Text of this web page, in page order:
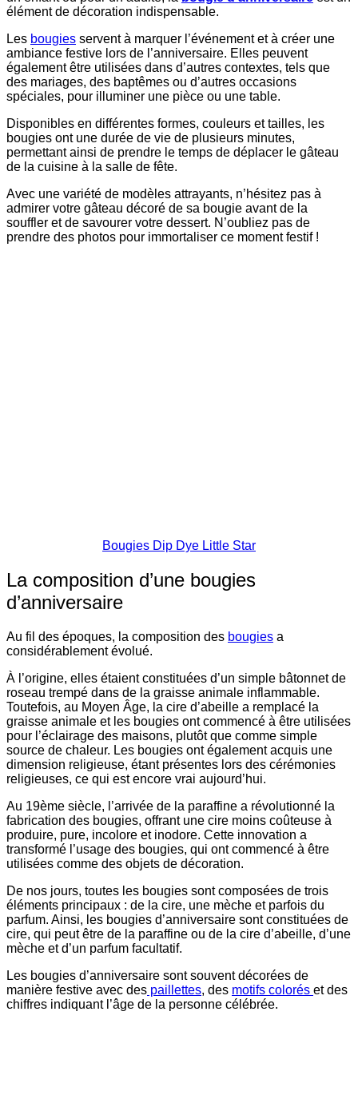
élément de décoration indispensable.
Les bougies servent à marquer l’événement et à créer une
ambiance festive lors de l’anniversaire. Elles peuvent
également être utilisées dans d’autres contextes, tels que
des mariages, des baptêmes ou d’autres occasions
spéciales, pour illuminer une pièce ou une table.
Disponibles en différentes formes, couleurs et tailles, les
bougies ont une durée de vie de plusieurs minutes,
permettant ainsi de prendre le temps de déplacer le gâteau
de la cuisine à la salle de fête.
Avec une variété de modèles attrayants, n’hésitez pas à
admirer votre gâteau décoré de sa bougie avant de la
souffler et de savourer votre dessert. N’oubliez pas de
prendre des photos pour immortaliser ce moment festif !
Bougies Dip Dye Little Star
La composition d’une bougies
d’anniversaire
Au fil des époques, la composition des bougies a
considérablement évolué.
À l’origine, elles étaient constituées d’un simple bâtonnet de
roseau trempé dans de la graisse animale inflammable.
Toutefois, au Moyen Âge, la cire d’abeille a remplacé la
graisse animale et les bougies ont commencé à être utilisées
pour l’éclairage des maisons, plutôt que comme simple
source de chaleur. Les bougies ont également acquis une
dimension religieuse, étant présentes lors des cérémonies
religieuses, ce qui est encore vrai aujourd’hui.
Au 19ème siècle, l’arrivée de la paraffine a révolutionné la
fabrication des bougies, offrant une cire moins coûteuse à
produire, pure, incolore et inodore. Cette innovation a
transformé l’usage des bougies, qui ont commencé à être
utilisées comme des objets de décoration.
De nos jours, toutes les bougies sont composées de trois
éléments principaux : de la cire, une mèche et parfois du
parfum. Ainsi, les bougies d’anniversaire sont constituées de
cire, qui peut être de la paraffine ou de la cire d’abeille, d’une
mèche et d’un parfum facultatif.
Les bougies d’anniversaire sont souvent décorées de
manière festive avec des paillettes, des motifs colorés et des
chiffres indiquant l’âge de la personne célébrée.